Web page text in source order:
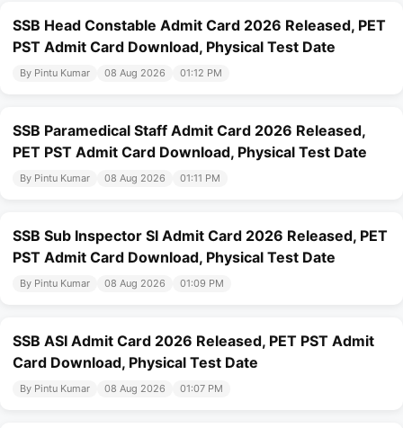
SSB Head Constable Admit Card 2026 Released, PET
PST Admit Card Download, Physical Test Date
By Pintu Kumar 08 Aug 2026 01:12 PM
SSB Paramedical Staff Admit Card 2026 Released,
PET PST Admit Card Download, Physical Test Date
By Pintu Kumar 08 Aug 2026 01:11 PM
SSB Sub Inspector SI Admit Card 2026 Released, PET
PST Admit Card Download, Physical Test Date
By Pintu Kumar 08 Aug 2026 01:09 PM
SSB ASI Admit Card 2026 Released, PET PST Admit
Card Download, Physical Test Date
By Pintu Kumar 08 Aug 2026 01:07 PM